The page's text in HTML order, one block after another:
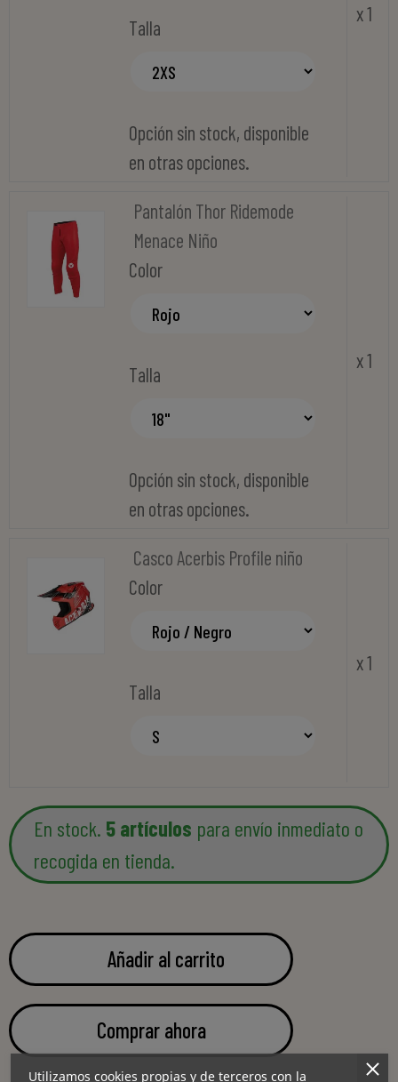
Talla
Opción sin stock, disponible
en otras opciones.
x 1
Pantalón Thor Ridemode
Menace Niño
Color
Talla
Opción sin stock, disponible
en otras opciones.
x 1
Casco Acerbis Profile niño
Color
Talla
x 1
En stock. 5 artículos para envío inmediato o
recogida en tienda.
Añadir al carrito
Comprar ahora
Utilizamos cookies propias y de terceros con la